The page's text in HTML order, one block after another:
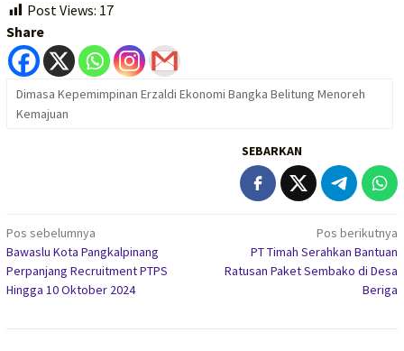
Post Views: 17
Share
Dimasa Kepemimpinan Erzaldi Ekonomi Bangka Belitung Menoreh
Kemajuan
SEBARKAN
Navigasi
pos
Pos sebelumnya
Bawaslu Kota Pangkalpinang
Perpanjang Recruitment PTPS
Hingga 10 Oktober 2024
Pos berikutnya
PT Timah Serahkan Bantuan
Ratusan Paket Sembako di Desa
Beriga